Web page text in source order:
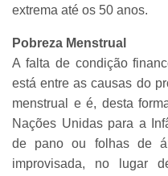
extrema até os 50 anos.
Pobreza Menstrual
A falta de condição
está entre as causas do
menstrual e é, desta
Nações Unidas para a
de pano ou folhas de
improvisada, no lugar